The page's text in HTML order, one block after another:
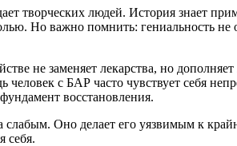
творческих людей. История
Но важно помнить: гениальность
не заменяет лекарства, но
человек с БАР часто чувствует себя
восстановления.
слабым. Оно делает его уязвимым к
себя.